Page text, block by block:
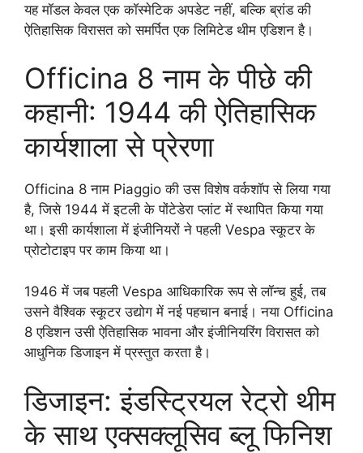
यह मॉडल केवल एक कॉस्मेटिक अपडेट नहीं, बल्कि ब्रांड की
ऐतिहासिक विरासत को समर्पित एक लिमिटेड थीम एडिशन है।
Officina 8 नाम के पीछे की
कहानी: 1944 की ऐतिहासिक
कार्यशाला से प्रेरणा
Officina 8 नाम Piaggio की उस विशेष वर्कशॉप से लिया गया
है, जिसे 1944 में इटली के पोंटेडेरा प्लांट में स्थापित किया गया
था। इसी कार्यशाला में इंजीनियरों ने पहली Vespa स्कूटर के
प्रोटोटाइप पर काम किया था।
1946 में जब पहली Vespa आधिकारिक रूप से लॉन्च हुई, तब
उसने वैश्विक स्कूटर उद्योग में नई पहचान बनाई। नया Officina
8 एडिशन उसी ऐतिहासिक भावना और इंजीनियरिंग विरासत को
आधुनिक डिजाइन में प्रस्तुत करता है।
डिजाइन: इंडस्ट्रियल रेट्रो थीम
के साथ एक्सक्लूसिव ब्लू फिनिश